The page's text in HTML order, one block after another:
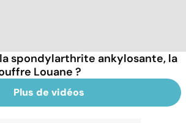
spondylarthrite ankylosante, la
Louane ?
Plus de vidéos